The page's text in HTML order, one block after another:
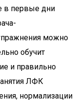
в первые дни
можно
обучит
и правильно
ЛФК
нормализации